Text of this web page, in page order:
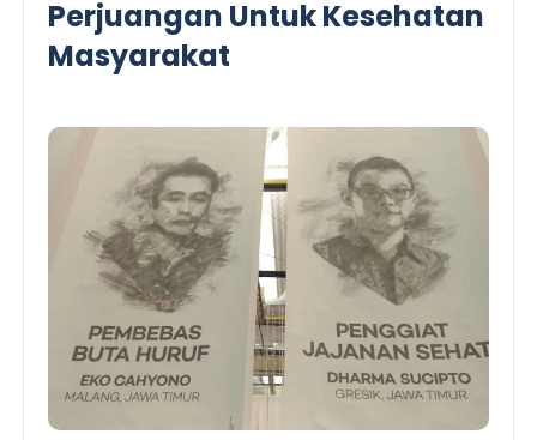
Perjuangan Untuk Kesehatan
Masyarakat